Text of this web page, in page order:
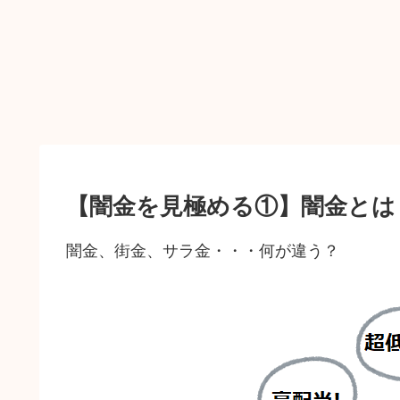
【闇金を見極める①】闇金と
闇金、街金、サラ金・・・何が違う？